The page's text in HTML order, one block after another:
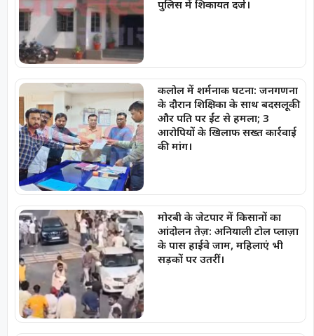
पुलिस में शिकायत दर्ज।
कलोल में शर्मनाक घटना: जनगणना
के दौरान शिक्षिका के साथ बदसलूकी
और पति पर ईंट से हमला; 3
आरोपियों के खिलाफ सख्त कार्रवाई
की मांग।
मोरबी के जेटपार में किसानों का
आंदोलन तेज़: अनियाली टोल प्लाज़ा
के पास हाईवे जाम, महिलाएं भी
सड़कों पर उतरीं।